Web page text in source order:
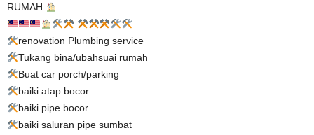
RUMAH
renovation Plumbing service
Tukang bina/ubahsuai rumah
Buat car porch/parking
baiki atap bocor
baiki pipe bocor
baiki saluran pipe sumbat